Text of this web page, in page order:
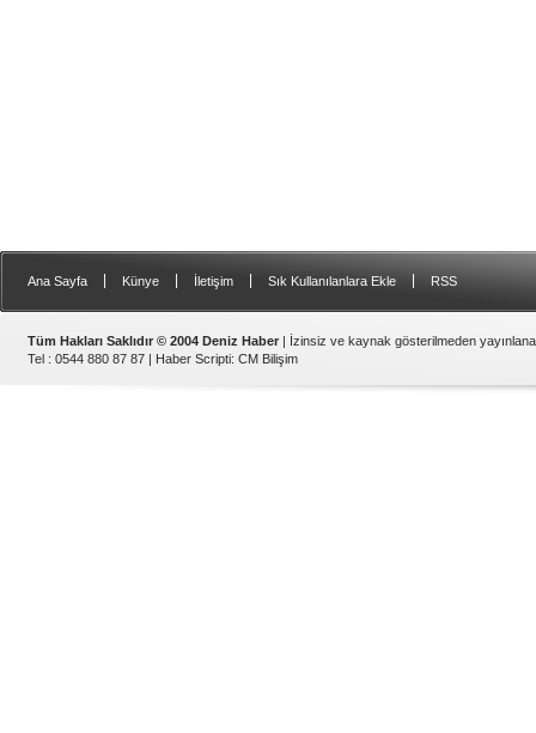
Ana Sayfa Künye İletişim Sık Kullanılanlara Ekle RSS
Tüm Hakları Saklıdır © 2004 Deniz Haber | İzinsiz ve kaynak gösterilmeden
Tel : 0544 880 87 87 | Haber Scripti: CM Bilişim